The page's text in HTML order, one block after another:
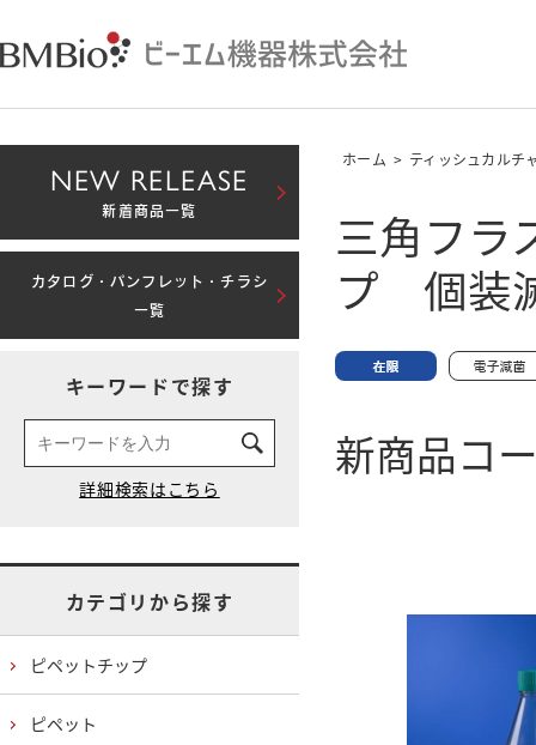
ホーム > ティッシュカルチ
三角フ
プ 個装
新商品コ
NEW RELEASE
新着商品一覧
カタログ・パンフレット・チラシ
一覧
キーワードで探す
カテゴリから探す
ピペットチップ
ピペット